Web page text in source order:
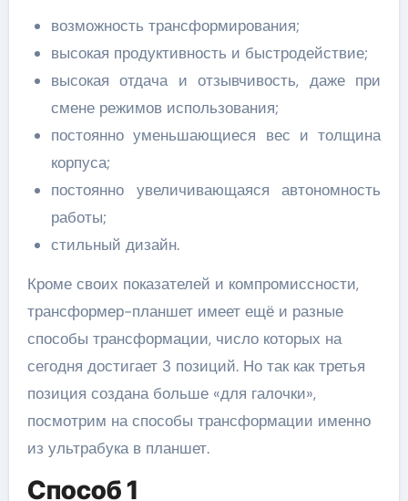
возможность трансформирования;
высокая продуктивность и быстродействие;
высокая отдача и отзывчивость, даже при
смене режимов использования;
постоянно уменьшающиеся вес и толщина
корпуса;
постоянно увеличивающаяся автономность
работы;
стильный дизайн.
Кроме своих показателей и компромиссности,
трансформер-планшет имеет ещё и разные
способы трансформации, число которых на
сегодня достигает 3 позиций. Но так как третья
позиция создана больше «для галочки»,
посмотрим на способы трансформации именно
из ультрабука в планшет.
Способ 1